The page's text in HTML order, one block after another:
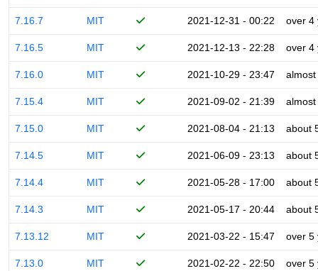
7.16.7 MIT 2021-12-31 - 00:22 over 4
7.16.5 MIT 2021-12-13 - 22:28 over 4
7.16.0 MIT 2021-10-29 - 23:47
7.15.4 MIT 2021-09-02 - 21:39
7.15.0 MIT 2021-08-04 - 21:13 about
7.14.5 MIT 2021-06-09 - 23:13 about
7.14.4 MIT 2021-05-28 - 17:00 about
7.14.3 MIT 2021-05-17 - 20:44 about
7.13.12 MIT 2021-03-22 - 15:47 over 5
7.13.0 MIT 2021-02-22 - 22:50 over 5